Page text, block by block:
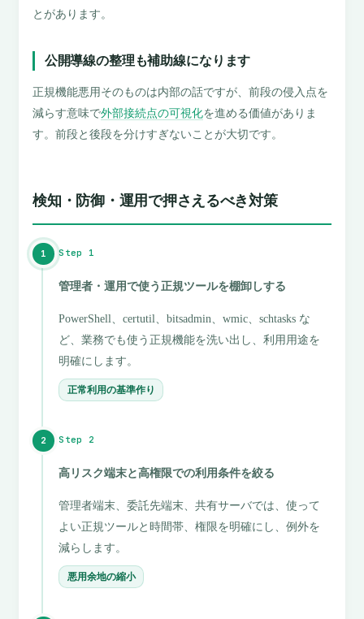
とがあります。
公開導線の整理も補助線になります
正規機能悪用そのものは内部の話ですが、前段の侵入点を
減らす意味で外部接続点の可視化を進める価値がありま
す。前段と後段を分けすぎないことが大切です。
検知・防御・運用で押さえるべき対策
1 Step 1
管理者・運用で使う正規ツールを棚卸しする
PowerShell、certutil、bitsadmin、wmic、schtasks な
ど、業務でも使う正規機能を洗い出し、利用用途を
明確にします。
正常利用の基準作り
2 Step 2
高リスク端末と高権限での利用条件を絞る
管理者端末、委託先端末、共有サーバでは、使って
よい正規ツールと時間帯、権限を明確にし、例外を
減らします。
悪用余地の縮小